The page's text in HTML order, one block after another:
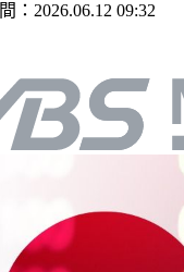
2026.06.12 09:32